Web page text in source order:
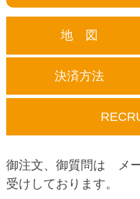
地 図
決済方法
御注文、御質問は メ
受けしております。